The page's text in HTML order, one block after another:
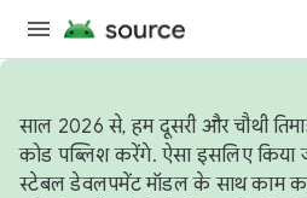
साल 2026 से, हम दूसरी और चौथी
कोड पब्लिश करेंगे. ऐसा इसलिए किया
स्टेबल डेवलपमेंट मॉडल के साथ काम